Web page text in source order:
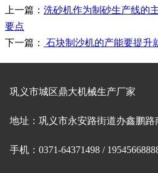
上一篇： 洗砂机作为制砂生产线的
要点
下一篇：
石块制沙机的产能要提升
巩义市城区鼎大机械生产厂家
地址：巩义市永安路街道办鑫鹏路
手机：0371-64371498 /